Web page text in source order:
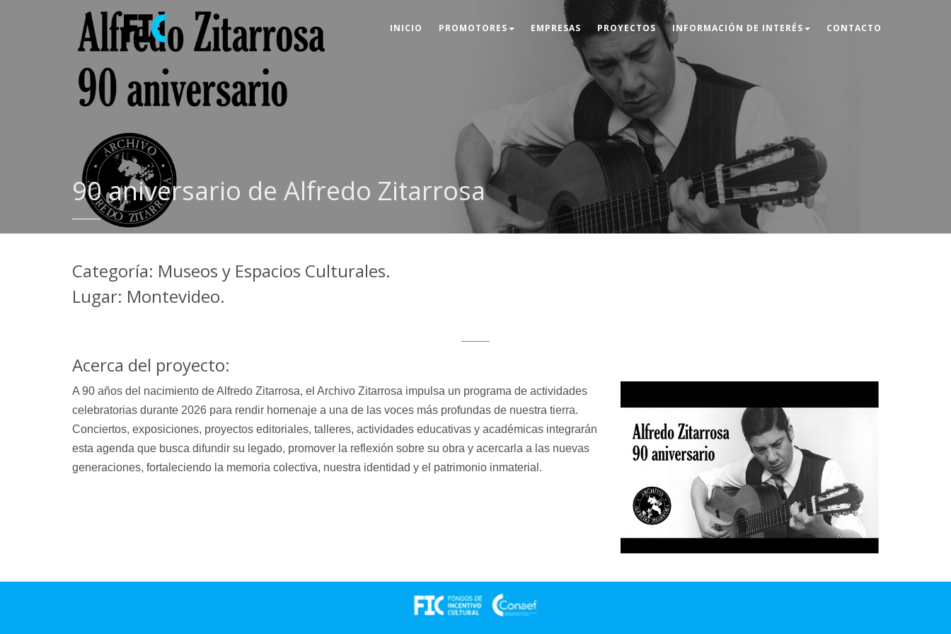
INICIO PROMOTORES EMPRESAS PROYECTOS INFORMACIÓN DE INTERÉS CONTACTO
90 aniversario de Alfredo Zitarrosa
Categoría: Museos y Espacios Culturales.
Lugar: Montevideo.
Acerca del proyecto:
A 90 años del nacimiento de Alfredo Zitarrosa, el Archivo Zitarrosa impulsa un programa de actividades
celebratorias durante 2026 para rendir homenaje a una de las voces más profundas de nuestra tierra.
Conciertos, exposiciones, proyectos editoriales, talleres, actividades educativas y académicas integrarán
esta agenda que busca difundir su legado, promover la reflexión sobre su obra y acercarla a las nuevas
generaciones, fortaleciendo la memoria colectiva, nuestra identidad y el patrimonio inmaterial.